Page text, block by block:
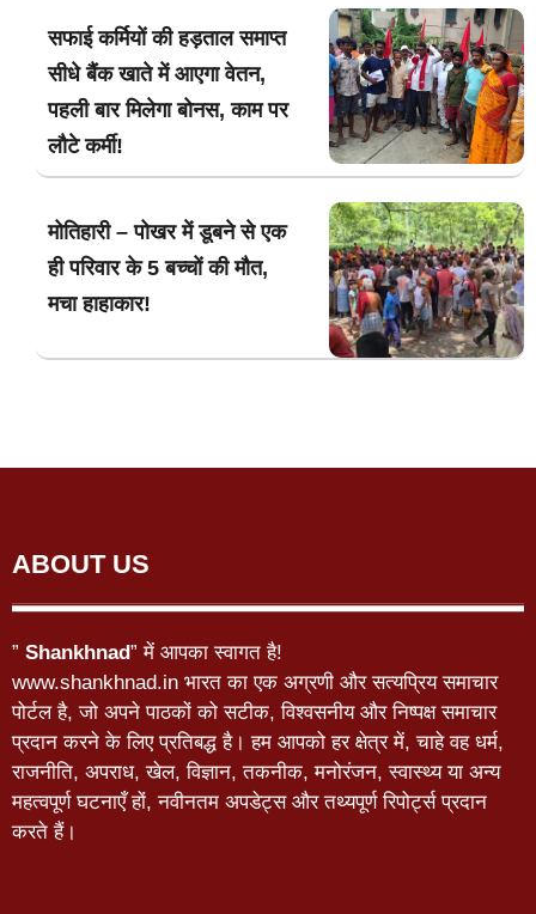
सफाई कर्मियों की हड़ताल समाप्त
सीधे बैंक खाते में आएगा वेतन,
पहली बार मिलेगा बोनस, काम पर
लौटे कर्मी!
मोतिहारी – पोखर में डूबने से एक
ही परिवार के 5 बच्चों की मौत,
मचा हाहाकार!
ABOUT US
” Shankhnad” में आपका स्वागत है!
www.shankhnad.in भारत का एक अग्रणी और सत्यप्रिय समाचार
पोर्टल है, जो अपने पाठकों को सटीक, विश्वसनीय और निष्पक्ष समाचार
प्रदान करने के लिए प्रतिबद्ध है। हम आपको हर क्षेत्र में, चाहे वह धर्म,
राजनीति, अपराध, खेल, विज्ञान, तकनीक, मनोरंजन, स्वास्थ्य या अन्य
महत्वपूर्ण घटनाएँ हों, नवीनतम अपडेट्स और तथ्यपूर्ण रिपोर्ट्स प्रदान
करते हैं।